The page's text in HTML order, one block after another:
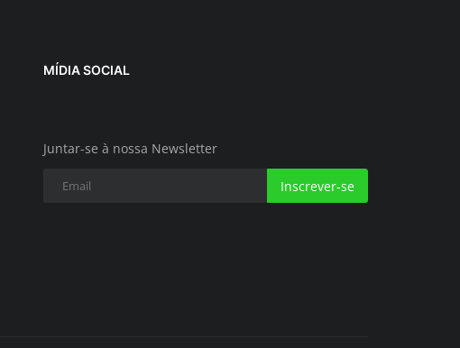
MÍDIA SOCIAL
Juntar-se à nossa Newsletter
Inscrever-se